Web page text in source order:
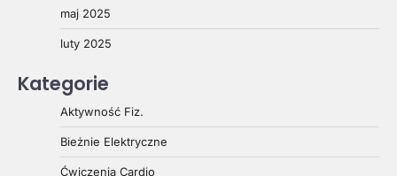
maj 2025
luty 2025
Kategorie
Aktywność Fiz.
Bieżnie Elektryczne
Ćwiczenia Cardio